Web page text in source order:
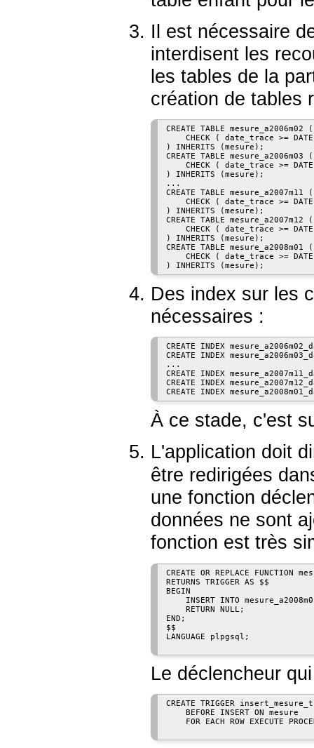
Il est nécessaire
interdisent les
les tables de la
création de tables
CREATE TABLE mesure_a2006m02 (
CHECK ( date_trace >=
) INHERITS (mesure);
CREATE TABLE mesure_a2006m03 (
CHECK ( date_trace >=
) INHERITS (mesure);
...
CREATE TABLE mesure_a2007m11 (
CHECK ( date_trace >=
) INHERITS (mesure);
CREATE TABLE mesure_a2007m12 (
CHECK ( date_trace >=
) INHERITS (mesure);
CREATE TABLE mesure_a2008m01 (
CHECK ( date_trace >=
) INHERITS (mesure);
Des index sur les
nécessaires :
CREATE INDEX
CREATE INDEX
...
CREATE INDEX
CREATE INDEX
CREATE INDEX
À ce stade, c'est
L'application doit
être redirigées
une fonction
données ne sont
fonction est très
CREATE OR REPLACE
RETURNS TRIGGER AS $$
BEGIN
INSERT INTO
    RETURN NULL;
END;
$$
LANGUAGE plpgsql;
Le déclencheur
CREATE TRIGGER
    BEFORE INSERT ON mesure
FOR EACH ROW EXECUTE